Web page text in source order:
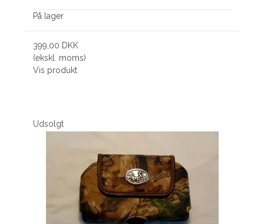
På lager
399,00 DKK
(ekskl. moms)
Vis produkt
Udsolgt